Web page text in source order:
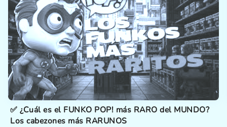
✅ ¿Cuál es el FUNKO POP! más RARO del MUNDO?
Los cabezones más RARUNOS